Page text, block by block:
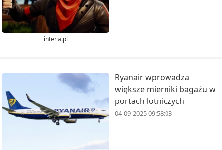
interia.pl
Ryanair wprowadza
większe mierniki bagażu w
portach lotniczych
04-09-2025 09:58:03